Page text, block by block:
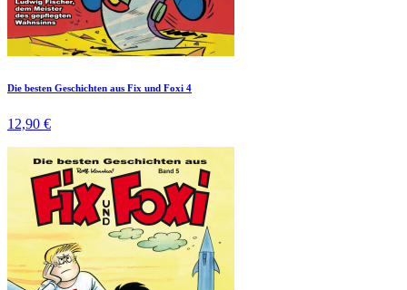
Die besten Geschichten aus Fix und Foxi 4
12,90 €